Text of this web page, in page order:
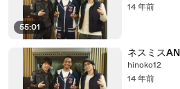
55:01
14 年前
ネスミス
hinoko12
14 年前